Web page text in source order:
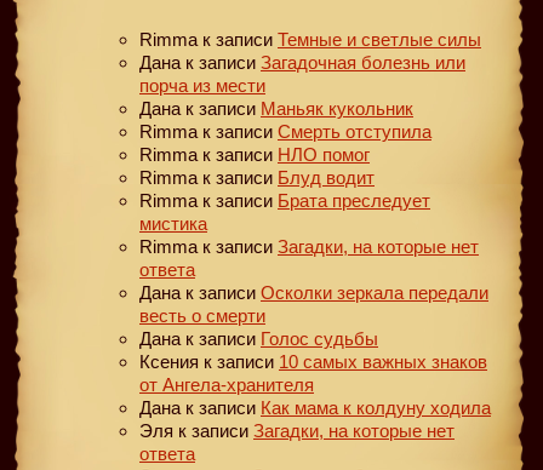
Rimma к записи Темные и светлые силы
Дана к записи Загадочная болезнь или
порча из мести
Дана к записи Маньяк кукольник
Rimma к записи Смерть отступила
Rimma к записи НЛО помог
Rimma к записи Блуд водит
Rimma к записи Брата преследует
мистика
Rimma к записи Загадки, на которые нет
ответа
Дана к записи Осколки зеркала передали
весть о смерти
Дана к записи Голос судьбы
Ксения к записи 10 самых важных знаков
от Ангела-хранителя
Дана к записи Как мама к колдуну ходила
Эля к записи Загадки, на которые нет
ответа